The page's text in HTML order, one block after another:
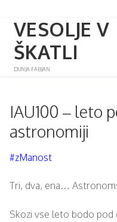
Skip
content
VESOLJE V
ŠKATLI
DUNJA FABJAN
IAU100 – leto
astronomiji
#zManost
Tri, dva, ena…
Skozi vse leto bodo pod